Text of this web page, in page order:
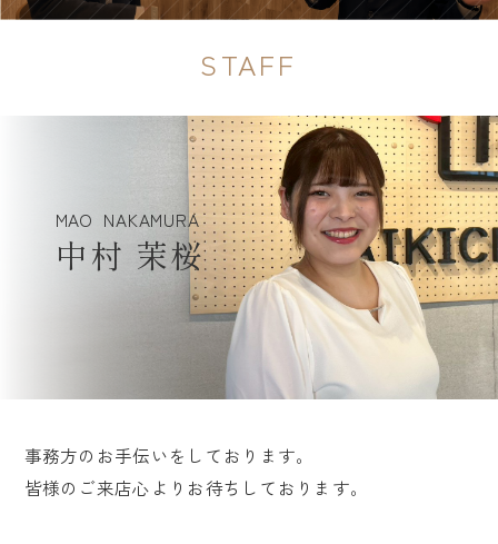
STAFF
MAO NAKAMURA
中村 茉桜
事務方のお手伝いをしております。
皆様のご来店心よりお待ちしております。